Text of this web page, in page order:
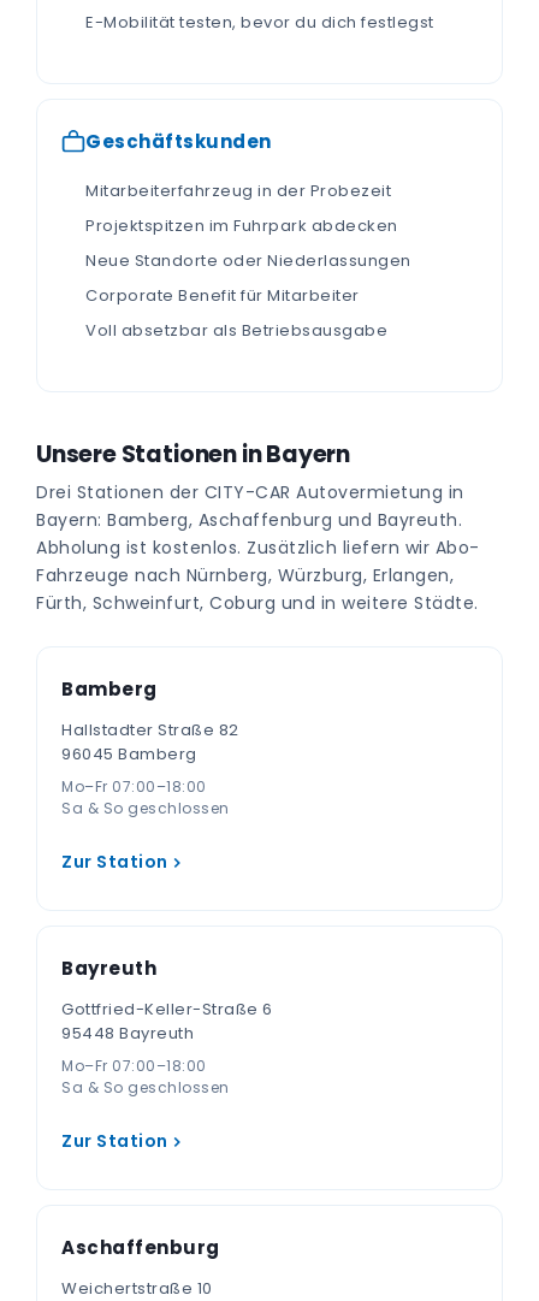
E-Mobilität testen, bevor du dich festlegst
Geschäftskunden
Mitarbeiterfahrzeug in der Probezeit
Projektspitzen im Fuhrpark abdecken
Neue Standorte oder Niederlassungen
Corporate Benefit für Mitarbeiter
Voll absetzbar als Betriebsausgabe
Unsere Stationen in Bayern
Drei Stationen der CITY-CAR Autovermietung in
Bayern: Bamberg, Aschaffenburg und Bayreuth.
Abholung ist kostenlos. Zusätzlich liefern wir Abo-
Fahrzeuge nach Nürnberg, Würzburg, Erlangen,
Fürth, Schweinfurt, Coburg und in weitere Städte.
Bamberg
Hallstadter Straße 82
96045 Bamberg
Mo–Fr 07:00–18:00
Sa & So geschlossen
Zur Station
Bayreuth
Gottfried-Keller-Straße 6
95448 Bayreuth
Mo–Fr 07:00–18:00
Sa & So geschlossen
Zur Station
Aschaffenburg
Weichertstraße 10